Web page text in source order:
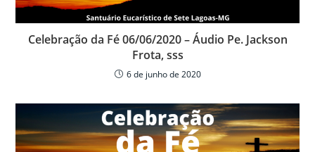
k ar
Celebração da Fé 06/06/2020 – Áudio Pe. Jackson
Frota, sss
6 de junho de 2020